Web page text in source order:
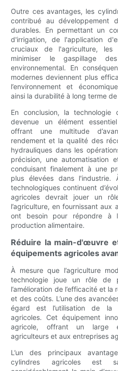
Outre ces avantages, les
contribué au développement
durables. En permettant un
d'irrigation, de l'application
cruciaux de l'agriculture,
minimiser le gaspillage
environnemental. En
modernes deviennent plus
l’environnement et
ainsi la durabilité à long terme
En conclusion, la technologie
devenue un élément
offrant une multitude
rendement et la qualité des
hydrauliques dans les
précision, une automatisation
conduisant finalement à une
plus élevées dans l'industrie.
technologiques continuent
agricoles devrait jouer un
l’agriculture, en fournissant aux
ont besoin pour répondre à
production alimentaire.
Réduire la main-d'œuvre
équipements agricoles
À mesure que l’agriculture
technologie joue un rôle de
l’amélioration de l’efficacité et
et des coûts. L’une des
égard est l’utilisation de la
agricoles. Cet équipement
agricole, offrant un large
agriculteurs et aux entreprises
L’un des principaux
cylindres agricoles est